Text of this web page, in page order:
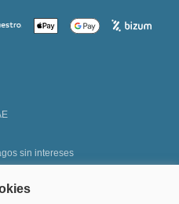
sin intereses
web